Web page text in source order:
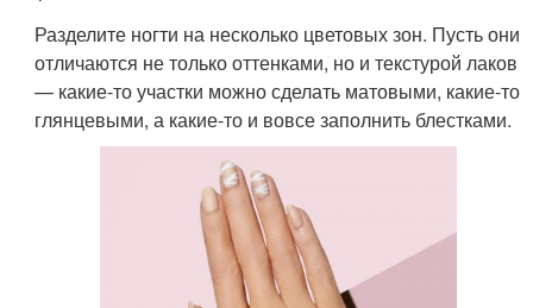
Разделите ногти на несколько цветовых зон. Пусть они
отличаются не только оттенками, но и текстурой лаков
— какие-то участки можно сделать матовыми, какие-то
глянцевыми, а какие-то и вовсе заполнить блестками.